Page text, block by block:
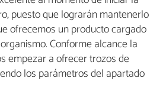
puesto que lograrán mantenerlo
ofrecemos un producto cargado
Conforme alcance la
empezar a ofrecer trozos de
los parámetros del apartado